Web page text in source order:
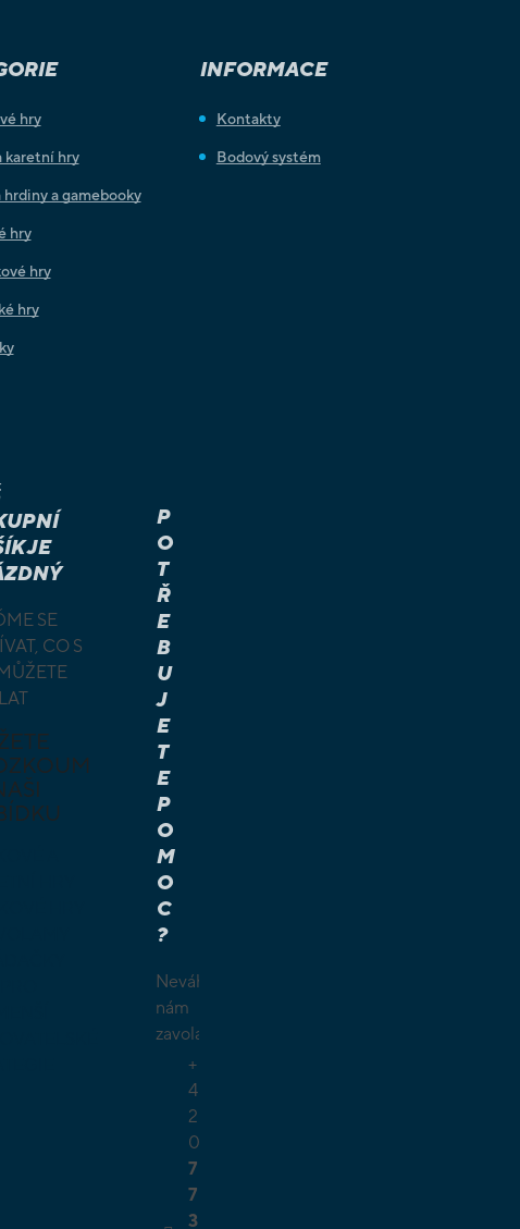
hry
karetní hry
hrdiny a gamebooky
hry
hry
hry
INFORMACE
Kontakty
Bodový systém
JE
SE
CO S
P
O
T
Ř
E
B
U
J
E
T
E
P
O
M
O
C
?
Neváhejte
nám
zavolat.
+
4
2
0
7
7
3